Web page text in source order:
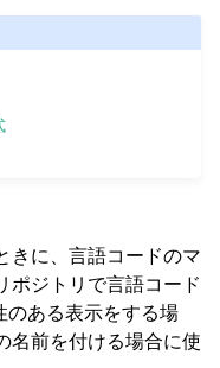
きに、言語コードのマ
ポジトリで言語コード
のある表示をする場
名前を付ける場合に使